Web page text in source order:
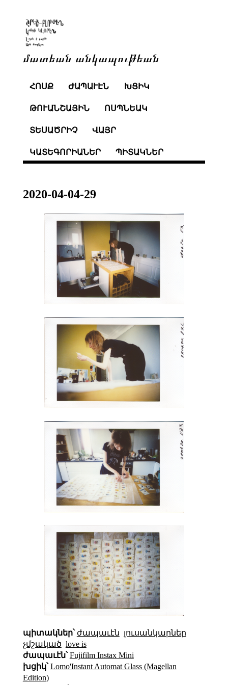
մատեան անկապութեան
ՀՈՍՔ ԺԱՊԱՒԷՆ ԽՑԻԿ
ԹՈՒԱՆՇԱՅԻՆ ՈՍՊՆԵԱԿ
ՏԵՍԱԾՐԻՉ ՎԱՅՐ
ԿԱՏԵԳՈՐԻԱՆԵՐ ՊԻՏԱԿՆԵՐ
2020-04-04-29
պիտակներ՝ ժապաւէն լուսանկարներ
չմշակած love is
ժապաւէն՝ Fujifilm Instax Mini
խցիկ՝ Lomo'Instant Automat Glass (Magellan
Edition)